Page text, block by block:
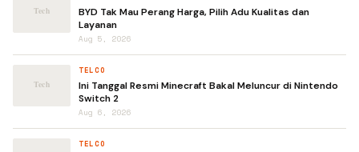
BYD Tak Mau Perang Harga, Pilih Adu Kualitas dan
Layanan
Aug 5, 2026
TELCO
Ini Tanggal Resmi Minecraft Bakal Meluncur di Nintendo
Switch 2
Aug 6, 2026
TELCO